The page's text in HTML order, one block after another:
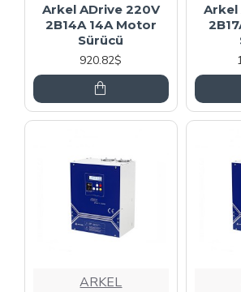
Arkel ADrive 220V
2B14A 14A Motor
Sürücü
920.82$
Arkel
ARKEL